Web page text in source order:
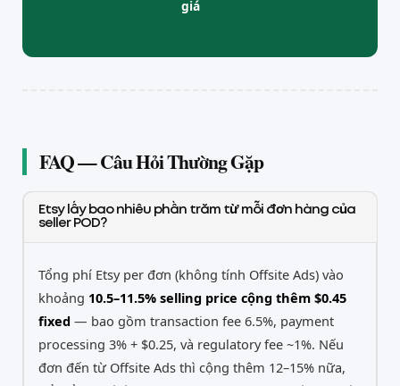
giá
FAQ — Câu Hỏi Thường Gặp
Etsy lấy bao nhiêu phần trăm từ mỗi đơn hàng của
seller POD?
Tổng phí Etsy per đơn (không tính Offsite Ads) vào
khoảng 10.5–11.5% selling price cộng thêm $0.45
fixed — bao gồm transaction fee 6.5%, payment
processing 3% + $0.25, và regulatory fee ~1%. Nếu
đơn đến từ Offsite Ads thì cộng thêm 12–15% nữa,